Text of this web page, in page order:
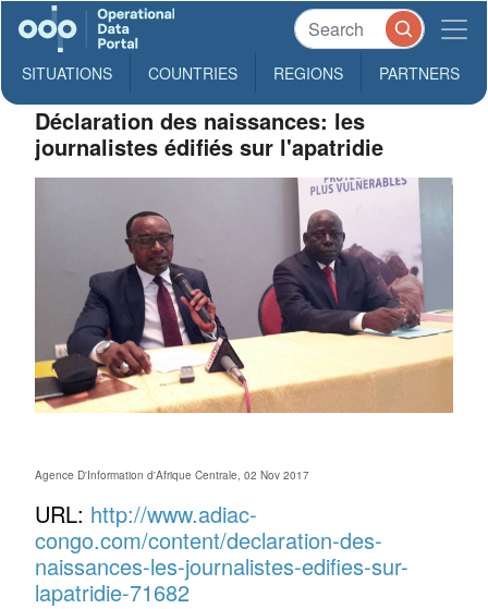
SITUATIONS COUNTRIES REGIONS PARTNERS
Déclaration des naissances: les
journalistes édifiés sur l'apatridie
Agence D'Information d'Afrique Centrale, 02 Nov 2017
URL: http://www.adiac-
congo.com/content/declaration-des-
naissances-les-journalistes-edifies-sur-
lapatridie-71682